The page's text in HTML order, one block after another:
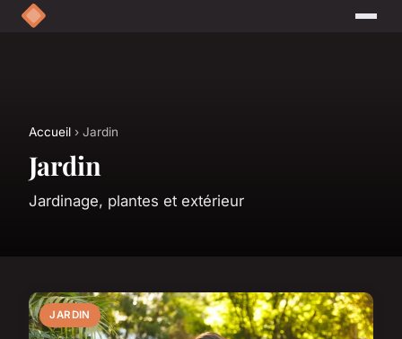
Accueil › Jardin
Jardin
Jardinage, plantes et extérieur
JARDIN